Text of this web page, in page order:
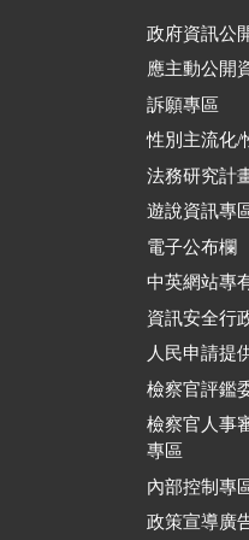
政府資訊公
應主動公開
訴願專區
性別主流化/
法務研究計
遊說資訊專
電子公布欄
中英網站專
資訊安全行
人民申請提
檢察官評鑑
檢察官人事
專區
內部控制專
政策宣導廣